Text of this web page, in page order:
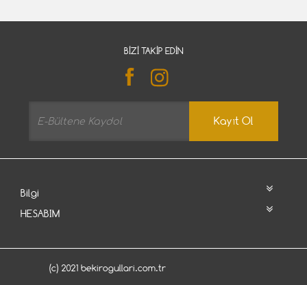
BIZI TAKIP EDIN
Kayıt Ol
Bilgi
HESABIM
(c) 2021 bekirogullari.com.tr